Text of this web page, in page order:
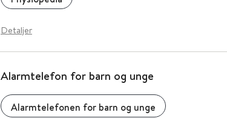
Detaljer
Alarmtelefon for barn og unge
Alarmtelefonen for barn og unge